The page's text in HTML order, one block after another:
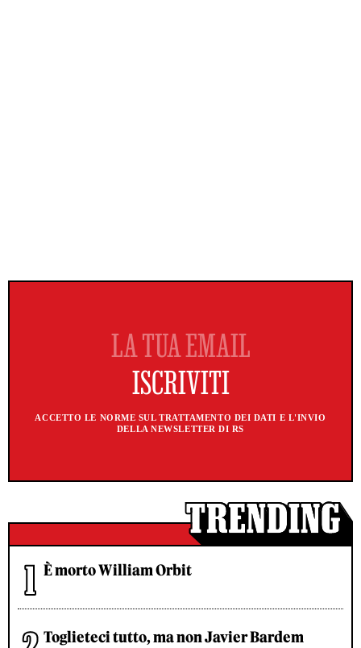
ACCETTO LE NORME SUL TRATTAMENTO DEI DATI E L'INVIO
DELLA NEWSLETTER DI RS
È morto William Orbit
Toglieteci tutto, ma non Javier Bardem